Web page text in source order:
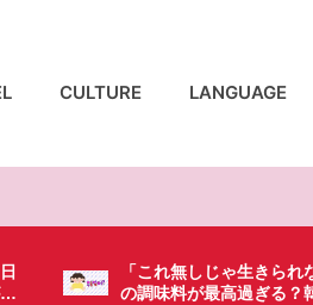
CULTURE LANGUAGE
【韓国にもあるのに
ブンイレブンが韓国